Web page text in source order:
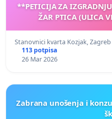
**PETICIJA ZA
ŽAR PTICA (ULICA
Stanovnici kvarta Kozjak, Zagreb
113 potpisa
26 Mar 2026
Zabrana unošenja i